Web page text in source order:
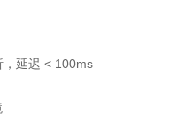
延迟 < 100ms